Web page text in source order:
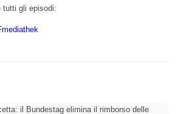
tutti gli episodi: